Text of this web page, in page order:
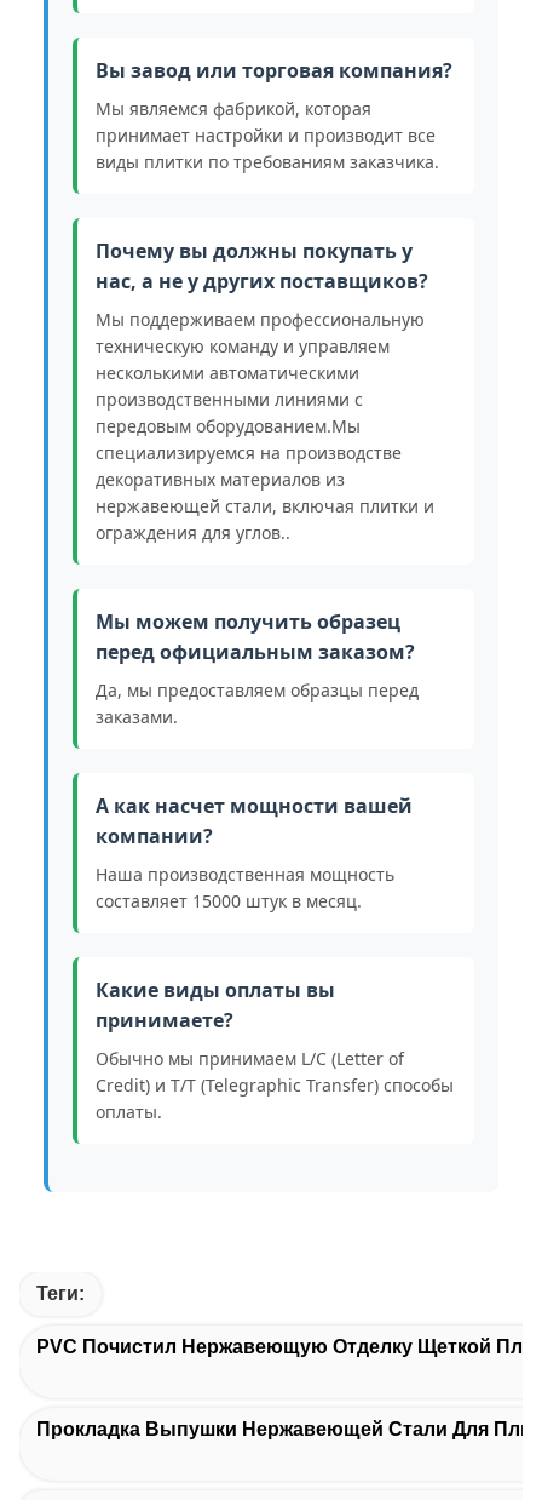
Вы завод или торговая компания?
Мы являемся фабрикой, которая
принимает настройки и производит все
виды плитки по требованиям заказчика.
Почему вы должны покупать у
нас, а не у других поставщиков?
Мы поддерживаем профессиональную
техническую команду и управляем
несколькими автоматическими
производственными линиями с
передовым оборудованием.Мы
специализируемся на производстве
декоративных материалов из
нержавеющей стали, включая плитки и
ограждения для углов..
Мы можем получить образец
перед официальным заказом?
Да, мы предоставляем образцы перед
заказами.
А как насчет мощности вашей
компании?
Наша производственная мощность
составляет 15000 штук в месяц.
Какие виды оплаты вы
принимаете?
Обычно мы принимаем L/C (Letter of
Credit) и T/T (Telegraphic Transfer) способы
оплаты.
Теги:
PVC Почистил Нержавеющую Отделку Щеткой
Прокладка Выпушки Нержавеющей Стали Для